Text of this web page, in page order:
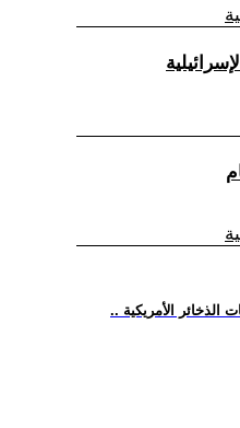
الأمريكية